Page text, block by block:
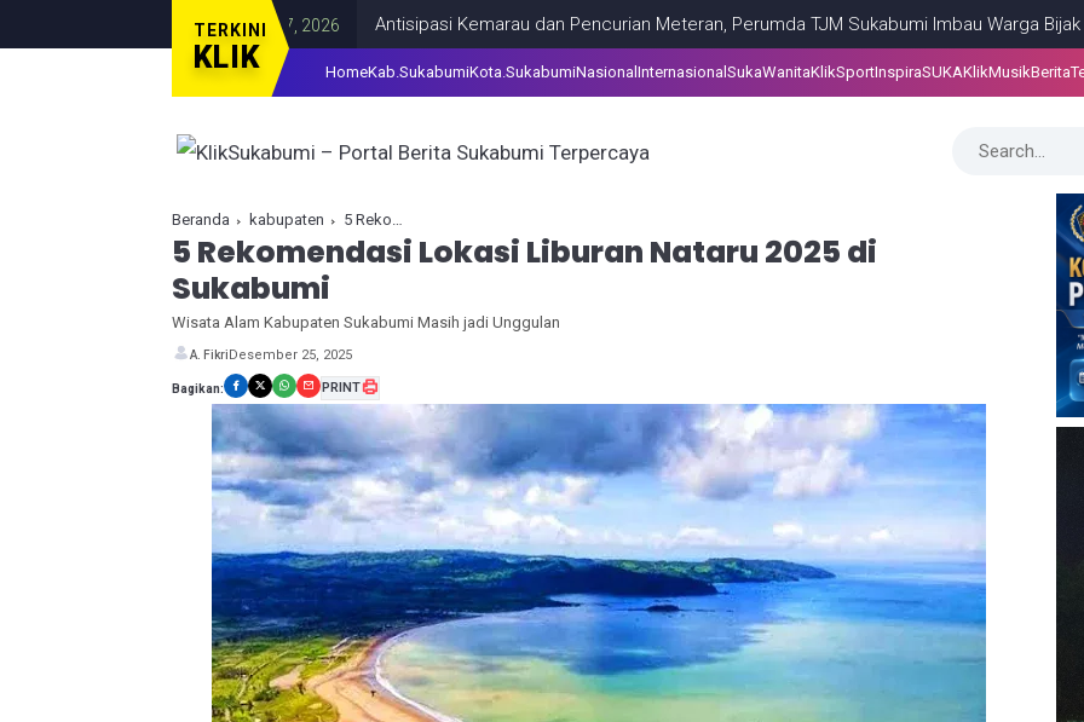
TERKINI
KLIK
Antisipasi Kemarau dan Pencurian Meteran, Perumda TJM Sukabumi Imbau Warga Bijak Gunakan Air
HomeKab.SukabumiKota.SukabumiNasional Internasional SukaWanitaKlikSportInspiraSUKAKlikMusikBerita
Beranda kabupaten 5 Rekomendasi Lokasi Liburan Nataru 2025 di Sukabumi
5 Rekomendasi Lokasi Liburan Nataru 2025 di
Sukabumi
Wisata Alam Kabupaten Sukabumi Masih jadi Unggulan
A. FikriDesember 25, 2025
Bagikan: PRINT